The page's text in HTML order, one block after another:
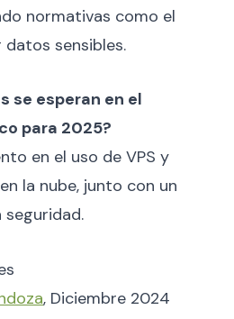
normativas como el
datos sensibles.
se esperan en el
para 2025?
en el uso de VPS y
la nube, junto con un
seguridad.
, Diciembre 2024